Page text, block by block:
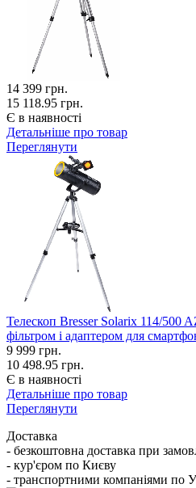
14 399 грн.
15 118.95 грн.
Є в наявності
Детальніше про товар
Переглянути
Телескоп Bresser Solarix 114/500
фільтром і адаптером для
9 999 грн.
10 498.95 грн.
Є в наявності
Детальніше про товар
Переглянути
Доставка
- безкоштовна доставка при
- кур'єром по Києву
- транспортними компаніями по